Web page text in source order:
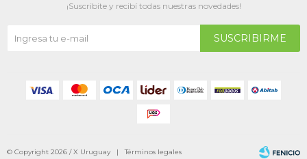
¡Suscribite y recibí todas nuestras novedades!
SUSCRIBIRME
© Copyright 2026 / X Uruguay |Términos legales